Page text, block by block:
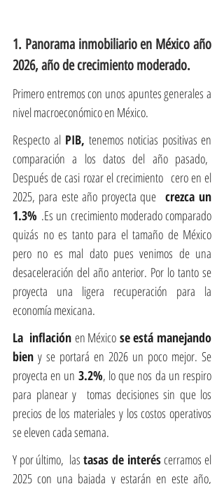
1. Panorama inmobiliario en México año
2026, año de crecimiento moderado.
Primero entremos con unos apuntes generales a
nivel macroeconómico en México.
Respecto al PIB, tenemos noticias positivas en
comparación a los datos del año pasado,
Después de casi rozar el crecimiento  cero en el
2025, para este año proyecta que crezca un
1.3% .Es un crecimiento moderado comparado
quizás no es tanto para el tamaño de México
pero no es mal dato pues venimos de una
desaceleración del año anterior. Por lo tanto se
proyecta una ligera recuperación para la
economía mexicana.
La  inflación en México se está manejando
bien y se portará en 2026 un poco mejor. Se
proyecta en un 3.2%, lo que nos da un respiro
para planear y  tomas decisiones sin que los
precios de los materiales y los costos operativos
se eleven cada semana.
Y por último,  las tasas de interés cerramos el